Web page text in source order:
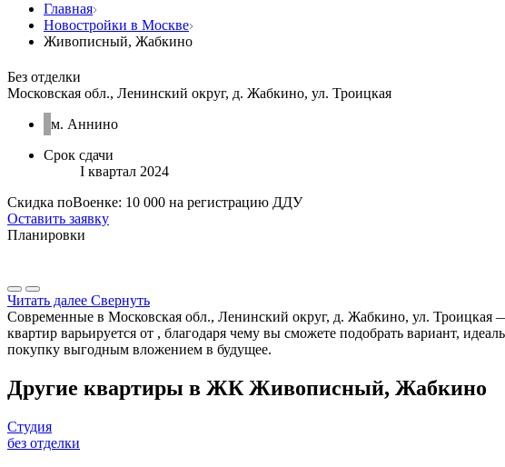
Главная
Новостройки в Москве
Живописный, Жабкино
Без отделки
Московская обл., Ленинский округ, д. Жабкино, ул. Троицкая
м. Аннино
Срок сдачи
I квартал 2024
Скидка поВоенке: 10 000 на регистрацию ДДУ
Оставить заявку
Планировки
Читать далее Свернуть
Современные в Московская обл., Ленинский округ, д. Жабкино, ул. Троицкая
квартир варьируется от , благодаря чему вы сможете подобрать вариант,
покупку выгодным вложением в будущее.
Другие квартиры в ЖК Живописный, Жабкино
Студия
без отделки